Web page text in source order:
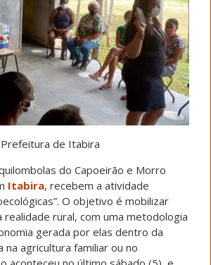
de Itabira
do Capoeirão e Morro
Itabira, recebem a atividade
O objetivo é mobilizar
rural, com uma metodologia
gerada por elas dentro da
agricultura familiar ou no